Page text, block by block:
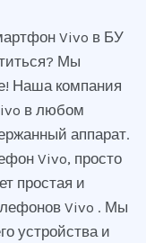
Vivo в БУ
Мы
Наша компания
в любом
аппарат.
Vivo, просто
простая и
Vivo . Мы
устройства и